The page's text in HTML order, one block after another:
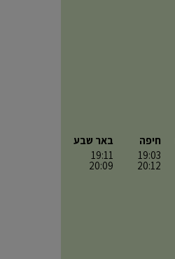
חיפה
19:03
20:12
באר שבע
19:11
20:09